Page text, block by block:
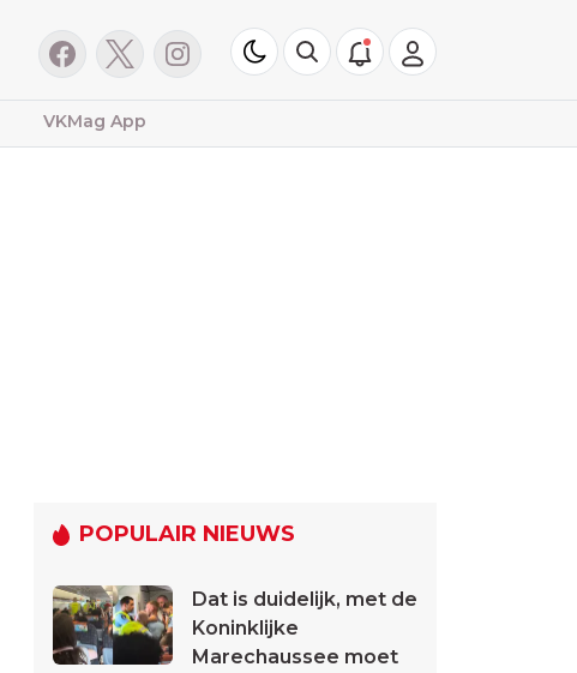
VKMag App
POPULAIR NIEUWS
Dat is duidelijk, met de
Koninklijke
Marechaussee moet